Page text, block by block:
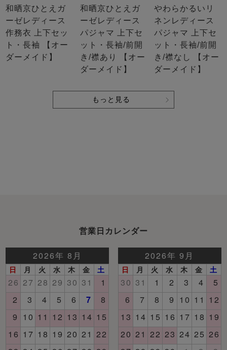
和晒京ひとえガ
ーゼレディース
作務衣 上下セッ
ト・長袖 【オー
ダーメイド】
和晒京ひとえガ
ーゼレディース
パジャマ 上下セ
ット・長袖/前開
き/襟あり 【オー
ダーメイド】
やわらかるいリ
ネンレディース
パジャマ 上下セ
ット・長袖/前開
き/襟なし 【オー
ダーメイド】
もっと見る
営業日カレンダー